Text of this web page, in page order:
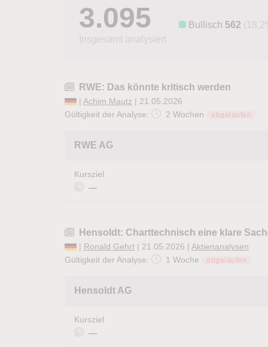
3.095
Insgesamt analysiert
Bullisch 562
RWE: Das könnte kritisch werden
| Achim Mautz | 21.05.2026
Gültigkeit der Analyse:
2 Wochen abgelaufen
RWE AG
Kursziel
—
Hensoldt: Charttechnisch eine klare
| Ronald Gehrt | 21.05.2026 | Aktienanalysen
Gültigkeit der Analyse:
1 Woche abgelaufen
Hensoldt AG
Kursziel
—